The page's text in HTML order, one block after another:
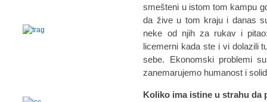
smešteni u istom tom kampu
da žive u tom kraju i danas
neke od njih za rukav i
licemerni kada ste i vi dolazili
sebe. Ekonomski problemi
zanemarujemo humanost i
Koliko ima istine u strahu da